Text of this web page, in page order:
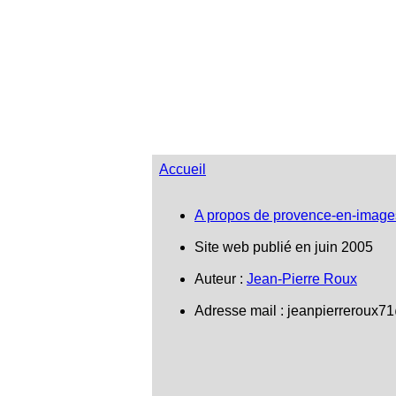
Accueil
A propos de provence-en-
Site web publié en juin 2005
Auteur : Jean-Pierre Roux
Adresse mail :